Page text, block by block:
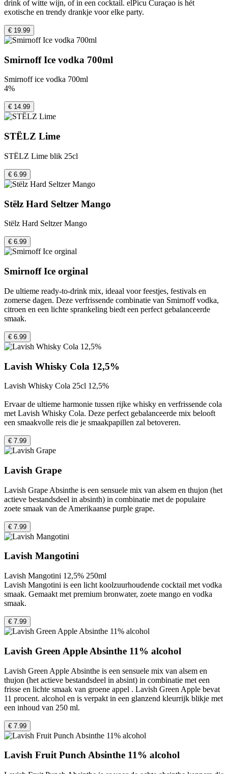
drink of witte wijn, of in een cocktail. elPicu Curaçao is hét
exotische en trendy drankje voor elke party.
€ 19.99
Smirnoff Ice vodka 700ml
Smirnoff ice vodka 700ml
4%
€ 14.99
STËLZ Lime
STËLZ Lime blik 25cl
€ 6.99
Stëlz Hard Seltzer Mango
Stëlz Hard Seltzer Mango
€ 6.99
Smirnoff Ice orginal
De ultieme ready-to-drink mix, ideaal voor feestjes, festivals en
zomerse dagen. Deze verfrissende combinatie van Smirnoff vodka,
citroen en een lichte sprankeling biedt een perfect gebalanceerde
smaak.
€ 6.99
Lavish Whisky Cola 12,5%
Lavish Whisky Cola 25cl 12,5%
Ervaar de ultieme harmonie tussen rijke whisky en verfrissende cola
met Lavish Whisky Cola. Deze perfect gebalanceerde mix belooft
een smaakvolle reis die je smaakpapillen zal betoveren.
€ 7.99
Lavish Grape
Lavish Grape Absinthe is een sensuele mix van alsem en thujon (het
actieve bestandsdeel in absinth) in combinatie met de populaire
zoete smaak van de Amerikaanse purple grape.
€ 7.99
Lavish Mangotini
Lavish Mangotini 12,5% 250ml
Lavish Mangotini is een licht koolzuurhoudende cocktail met vodka
smaak. Gemaakt met premium bronwater, zoete mango en vodka
smaak.
€ 7.99
Lavish Green Apple Absinthe 11% alcohol
Lavish Green Apple Absinthe is een sensuele mix van alsem en
thujon (het actieve bestandsdeel in absint) in combinatie met een
frisse en lichte smaak van groene appel . Lavish Green Apple bevat
11 procent. alcohol en is verpakt in een glanzend kleurrijk blikje met
een inhoud van 250 ml.
€ 7.99
Lavish Fruit Punch Absinthe 11% alcohol